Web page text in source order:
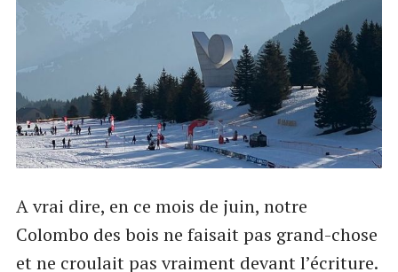
A vrai dire, en ce mois de juin, notre
Colombo des bois ne faisait pas grand-chose
et ne croulait pas vraiment devant l’écriture.